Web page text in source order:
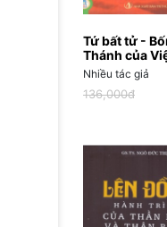
Tứ bất tử -
Thánh của
Nhiều tác giả
136,000đ